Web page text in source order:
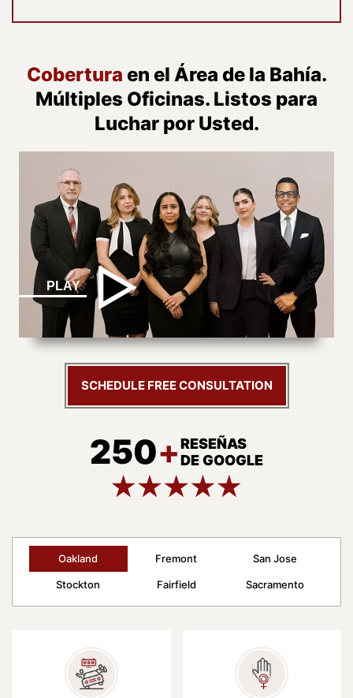
Cobertura en el Área de la Bahía.
Múltiples Oficinas. Listos para
Luchar por Usted.
PLAY
SCHEDULE FREE CONSULTATION
250+RESEÑAS
DE GOOGLE
Oakland Fremont San Jose
Stockton Fairfield Sacramento